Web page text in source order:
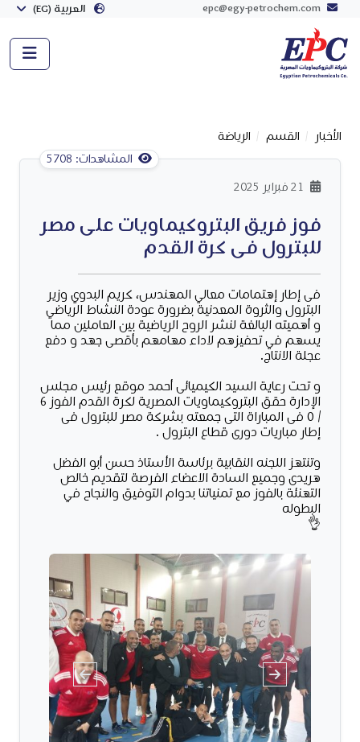
epc@egy-petrochem.com العربية (EG)
الأخبار القسم الرياضة
المشاهدات: 5708
فوز فريق البتروكيماويات على مصر
للبترول فى كرة القدم
فى إطار إهتمامات معالي المهندس، كريم البدوي وزير
البترول والثروة المعدنية بضرورة عودة النشاط الرياضي
و أهميته البالغة لنشر الروح الرياضية بين العاملين مما
يسهم في تحفيزهم لاداء مهامهم بأقصى جهد و دفع
عجلة الانتاج.
و تحت رعاية السيد الكيميائى أحمد موقع رئيس مجلس
الإدارة حقق البتروكيماويات المصرية لكرة القدم الفوز ٦
/ ٠ فى المباراة التى جمعته بشركة مصر للبترول فى
إطار مباريات دورى قطاع البترول .
وتنتهز اللجنه النقابية برئاسة الأستاذ حسن أبو الفضل
هريدى وجميع السادة الاعضاء الفرصة لتقديم خالص
التهنئة بالفوز مع تمنياتنا بدوام التوفيق والنجاح في
البطوله
👌